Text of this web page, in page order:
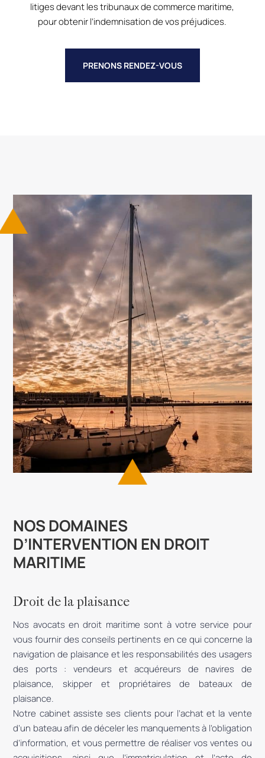
litiges devant les tribunaux de commerce maritime,
pour obtenir l’indemnisation de vos préjudices.
PRENONS RENDEZ-VOUS
NOS DOMAINES
D’INTERVENTION EN DROIT
MARITIME
Droit de la plaisance
Nos avocats en droit maritime sont à votre service pour
vous fournir des conseils pertinents en ce qui concerne la
navigation de plaisance et les responsabilités des usagers
des ports : vendeurs et acquéreurs de navires de
plaisance, skipper et propriétaires de bateaux de
plaisance.
Notre cabinet assiste ses clients pour l’achat et la vente
d’un bateau afin de déceler les manquements à l’obligation
d’information, et vous permettre de réaliser vos ventes ou